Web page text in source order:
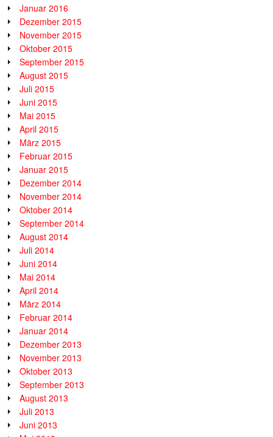
Januar 2016
Dezember 2015
November 2015
Oktober 2015
September 2015
August 2015
Juli 2015
Juni 2015
Mai 2015
April 2015
März 2015
Februar 2015
Januar 2015
Dezember 2014
November 2014
Oktober 2014
September 2014
August 2014
Juli 2014
Juni 2014
Mai 2014
April 2014
März 2014
Februar 2014
Januar 2014
Dezember 2013
November 2013
Oktober 2013
September 2013
August 2013
Juli 2013
Juni 2013